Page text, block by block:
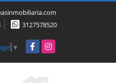
3127578520
▼ FacebookInstagram